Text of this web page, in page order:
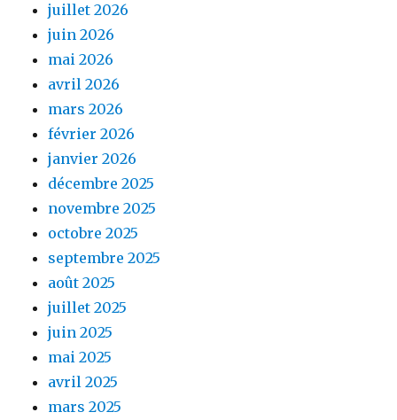
juillet 2026
juin 2026
mai 2026
avril 2026
mars 2026
février 2026
janvier 2026
décembre 2025
novembre 2025
octobre 2025
septembre 2025
août 2025
juillet 2025
juin 2025
mai 2025
avril 2025
mars 2025